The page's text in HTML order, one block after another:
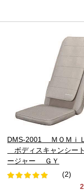
DMS-2001 ＭＯＭｉ
ボディスキャンシー
ージャー ＧＹ
(2)